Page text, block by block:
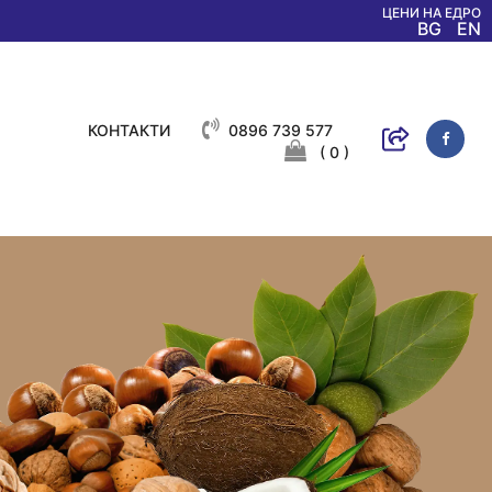
ЦЕНИ НА ЕДРО
BG EN
КОНТАКТИ
0896 739 577
( 0 )